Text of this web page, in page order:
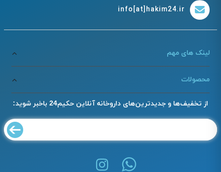
info[at]hakim24.ir
لینک های مهم
محصولات
از تخفیف‌ها و جدیدترین‌های داروخانه آنلاین حکیم24 باخبر شوید: